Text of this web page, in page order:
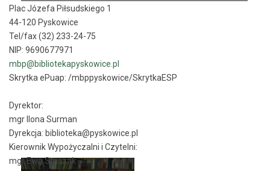
Plac Józefa Piłsudskiego 1
44-120 Pyskowice
Tel/fax (32) 233-24-75
NIP: 9690677971
mbp@bibliotekapyskowice.pl
Skrytka ePuap: /mbppyskowice/SkrytkaESP
Dyrektor:
mgr Ilona Surman
Dyrekcja: biblioteka@pyskowice.pl
Kierownik Wypożyczalni i Czytelni:
mgr Ewa Staszak